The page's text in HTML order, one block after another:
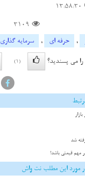
13:58:30
3109
, حرفه ای , سرمایه گذاری
می پسندید؟
(1)
شد
مهم قیمتی باشد!
مورد این مطلب نت واش